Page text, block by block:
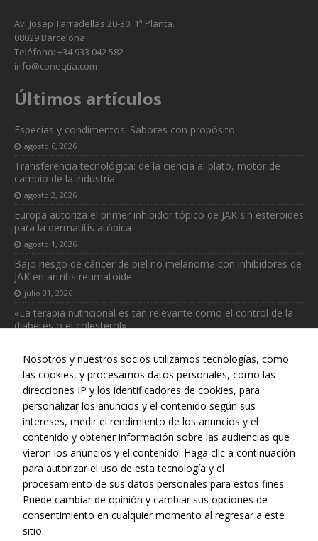
Av. Josep Tarradellas 20-30, 1ª Planta.
08029 Barcelona
Teléfono: +34 933 042 582
info@coneqtia.com
Últimos artículos
Especias y condimentos: Sabores con propósito
agosto 6, 2026
Transferencia tecnológica: de la ciencia al plato, motor de
cambio de la industria
agosto 2, 2026
Europa autoriza el primer inhibidor tópico de JAK sin esteroides
para la dermatitis atópica
agosto 1, 2026
Bajo riesgo de cáncer de piel no melanoma con inhibidores de
JAK en artritis reumatoide
julio 31, 2026
«La terapia nutricional es tan relevante como el control de la
diabetes o el colesterol»
Web realizada con el patrocinio del Centro Español de Derechos
Reprográficos
Nosotros y nuestros socios utilizamos tecnologías, como
las cookies, y procesamos datos personales, como las
direcciones IP y los identificadores de cookies, para
personalizar los anuncios y el contenido según sus
intereses, medir el rendimiento de los anuncios y el
contenido y obtener información sobre las audiencias que
vieron los anuncios y el contenido. Haga clic a continuación
para autorizar el uso de esta tecnología y el
procesamiento de sus datos personales para estos fines.
Puede cambiar de opinión y cambiar sus opciones de
consentimiento en cualquier momento al regresar a este
sitio.